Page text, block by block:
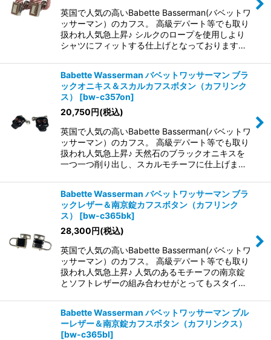
英国で人気の高いBabette Basserman(バベットワ
ッサーマン）のカフス。 高級デパート等でも取り
扱われ人気急上昇♪ シルクのロープを使用しより
シャツにフィットする仕上げとなっております…
Babette Wasserman バベットワッサーマン ブラ
ックオニキス＆スカルカフスボタン（カフリンク
ス）
[bw-c357on]
20,750円(税込)
英国で人気の高いBabette Basserman(バベットワ
ッサーマン）のカフス。 高級デパート等でも取り
扱われ人気急上昇♪ 天然石のブラックオニキスを
一つ一つ削り出し、スカルモチーフに仕上げま…
Babette Wasserman バベットワッサーマン ブラ
ックレザー＆南京錠カフスボタン（カフリンク
ス）
[bw-c365bk]
28,300円(税込)
英国で人気の高いBabette Basserman(バベットワ
ッサーマン）のカフス。 高級デパート等でも取り
扱われ人気急上昇♪ 人気のあるモチーフの南京錠
とソフトレザーの組み合わせがとってもスタイ…
Babette Wasserman バベットワッサーマン ブル
ーレザー＆南京錠カフスボタン（カフリンクス）
[bw-c365bl]